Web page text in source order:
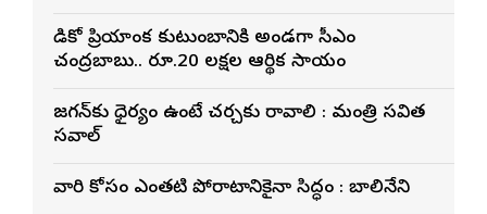
మెడికో ప్రియాంక కుటుంబానికి అండగా సీఎం
చంద్రబాబు.. రూ.20 లక్షల ఆర్థిక సాయం
జగన్‌కు ధైర్యం ఉంటే చర్చకు రావాలి : మంత్రి సవిత
సవాల్
వారి కోసం ఎంతటి పోరాటానికైనా సిద్ధం : బాలినేని